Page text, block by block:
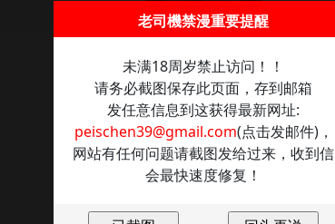
老司機禁漫重要提醒
未满18周岁禁止访问！！
请务必截图保存此页面，存到邮箱
发任意信息到这获得最新网址:
peischen39@gmail.com(点击发邮件)，
网站有任何问题请截图发给过来，收到信
会最快速度修复！